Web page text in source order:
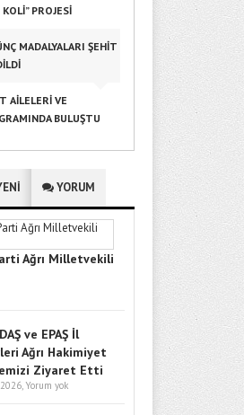
PROJESI
MADALYALARI ŞEHIT
AILELERI VE
BULUŞTU
YORUM
Ağrı Milletvekili
ve EPAŞ İl
Ağrı Hakimiyet
Ziyaret Etti
Yorum yok